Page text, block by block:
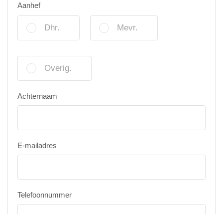
Aanhef
Dhr. Mevr.
Overig.
Achternaam
E-mailadres
Telefoonnummer